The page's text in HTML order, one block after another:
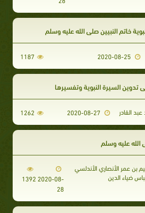
خاتم النبيين صلى الله عليه وسلم
1187
السيرة النبوية وتفسيرها
القادر 1262
عليه وسلم
بن عمر الأنصاري الأندلسي
ضياء الدين
2020-08-
28
1392